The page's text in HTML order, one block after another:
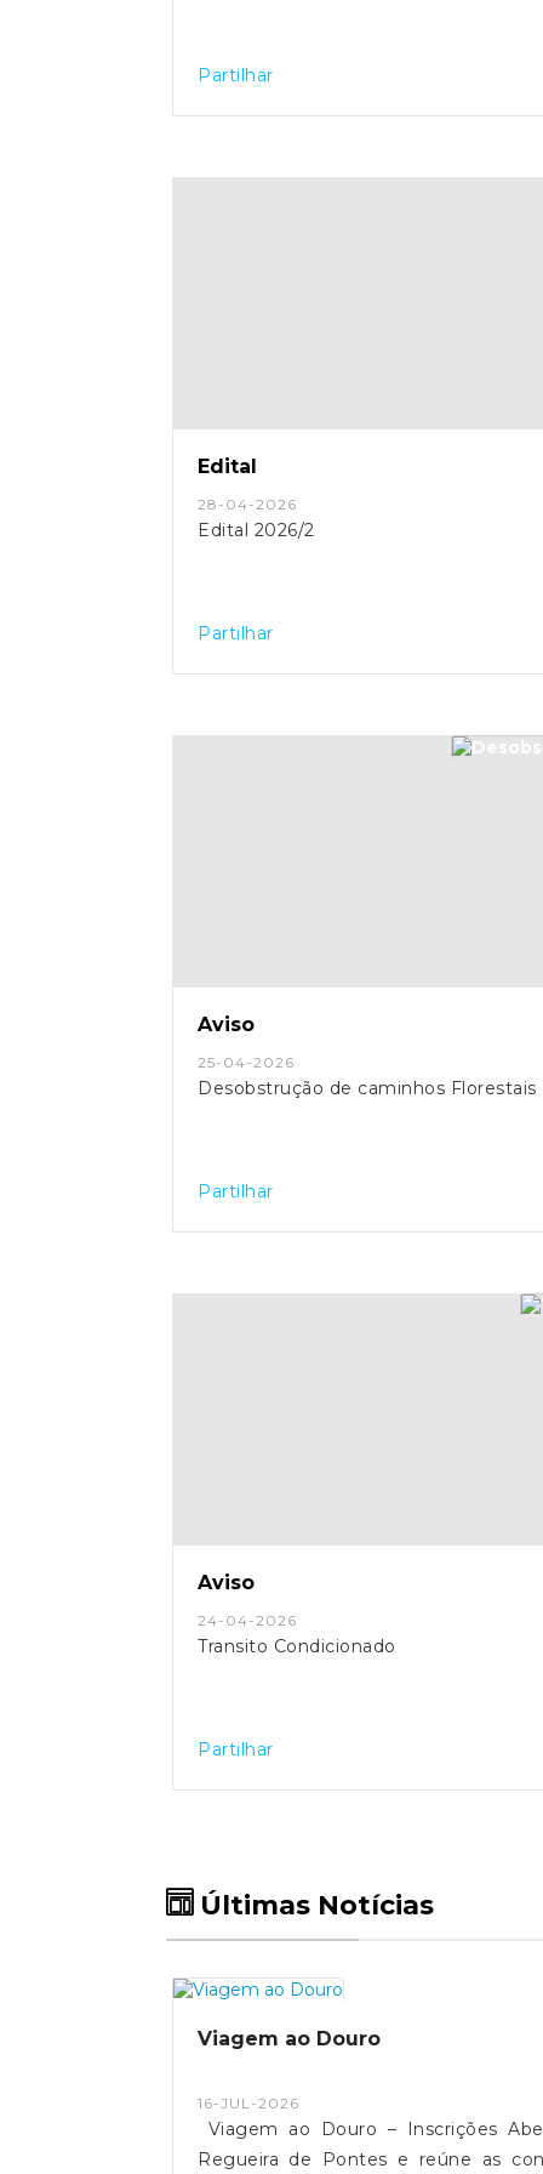
Partilhar
Edital
28-04-2026
Edital 2026/2
Partilhar
Aviso
25-04-2026
Desobstrução de caminhos Florestais
Partilhar
Aviso
24-04-2026
Transito Condicionado
Partilhar
Últimas Notícias
Viagem ao Douro
16-JUL-2026
Viagem ao Douro – Inscrições
Regueira de Pontes e reúne as